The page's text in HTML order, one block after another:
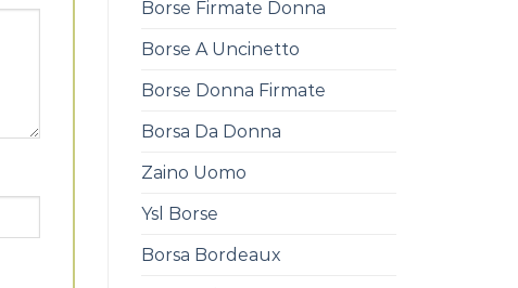
Borse Firmate Donna
Borse A Uncinetto
Borse Donna Firmate
Borsa Da Donna
Zaino Uomo
Ysl Borse
Borsa Bordeaux